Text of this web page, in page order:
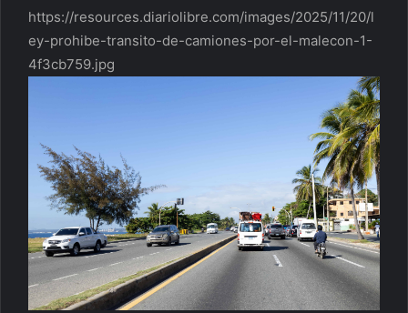
https://resources.diariolibre.com/images/2025/11/20/l
ey-prohibe-transito-de-camiones-por-el-malecon-1-
4f3cb759.jpg